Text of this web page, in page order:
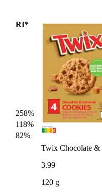
RI*
258%
118%
82%
Twix Chocolate &
3.99
120 g